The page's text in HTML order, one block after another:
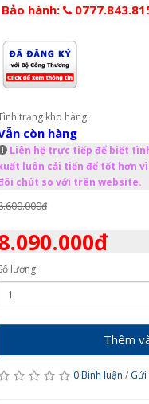
Bảo hành:
trạng kho hàng:
còn hàng
Liên hệ trực tiếp để biết
luôn cải tiến để tốt hơn
chút so với trên website.
lượng
Thêm
0 Bình luận / Gửi